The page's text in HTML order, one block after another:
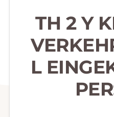
TH 2 Y
L